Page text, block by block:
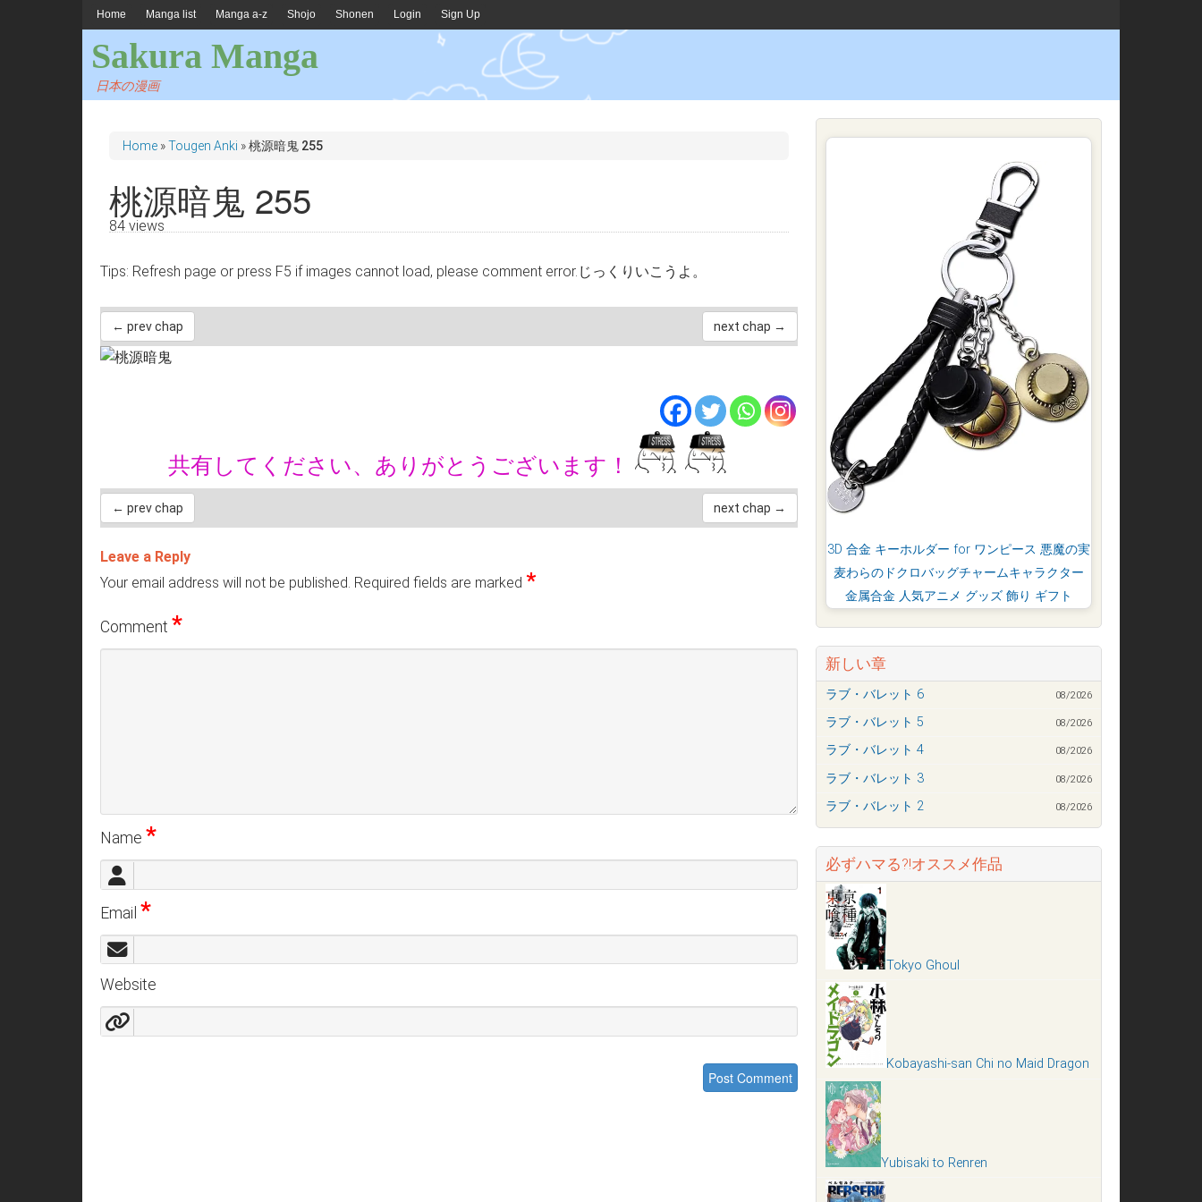
Home Manga list Manga a-z Shojo Shonen Login Sign Up
Sakura Manga
日本の漫画
Home »Tougen Anki »桃源暗鬼 255
桃源暗鬼 255
84 views
Tips: Refresh page or press F5 if images cannot load, please comment error.じっくりいこうよ。
← prev chap next chap →
共有してください、ありがとうございます！
← prev chap next chap →
Leave a Reply
Your email address will not be published. Required fields are marked *
Comment *
Name *
Email *
Website
3D 合金 キーホルダー for ワンピース 悪魔の実
麦わらのドクロバッグチャームキャラクター
金属合金 人気アニメ グッズ 飾り ギフト
新しい章
ラブ・バレット 6 08/2026
ラブ・バレット 5 08/2026
ラブ・バレット 4 08/2026
ラブ・バレット 3 08/2026
ラブ・バレット 2 08/2026
必ずハマる?!オススメ作品
Tokyo Ghoul
Kobayashi-san Chi no Maid Dragon
Yubisaki to Renren